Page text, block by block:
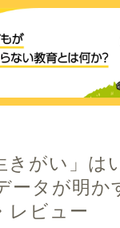
きがい」は
ータが明か
レビュー